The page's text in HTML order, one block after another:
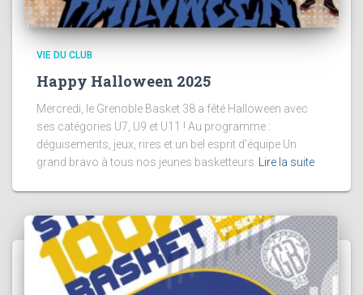
VIE DU CLUB
Happy Halloween 2025
Mercredi, le Grenoble Basket 38 a fêté Halloween avec
ses catégories U7, U9 et U11 ! Au programme :
déguisements, jeux, rires et un bel esprit d’équipe Un
grand bravo à tous nos jeunes basketteurs Lire la suite